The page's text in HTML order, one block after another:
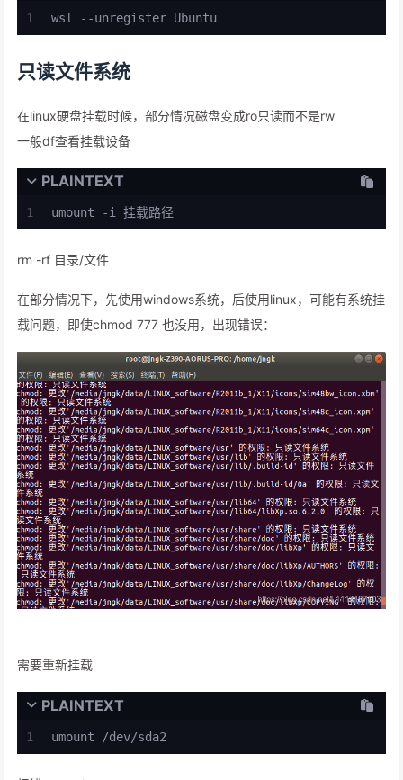
1 wsl --unregister Ubuntu
只读文件系统
在linux硬盘挂载时候，部分情况磁盘变成ro只读而不是rw
一般df查看挂载设备
PLAINTEXT
1 umount -i 挂载路径
rm -rf 目录/文件
在部分情况下，先使用windows系统，后使用linux，可能有系统挂
载问题，即使chmod 777 也没用，出现错误：
需要重新挂载
PLAINTEXT
1 umount /dev/sda2